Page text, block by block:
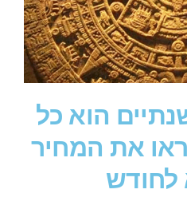
הוא כל
את המחיר
לחודש